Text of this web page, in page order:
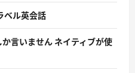
ベル英会話
か言いません ネイティブが使